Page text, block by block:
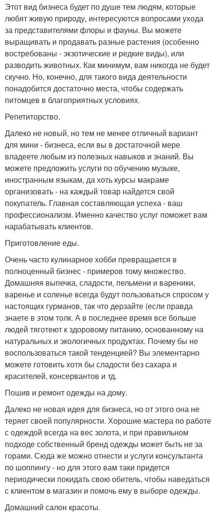
Этот вид бизнеса будет по душе тем людям, которые
любят живую природу, интересуются вопросами ухода
за представителями флоры и фауны. Вы можете
выращивать и продавать разные растения (особенно
востребованы - экзотические и редкие виды), или
разводить животных. Как минимум, вам никогда не будет
скучно. Но, конечно, для такого вида деятельности
понадобится достаточно места, чтобы содержать
питомцев в благоприятных условиях.
Репетиторство.
Далеко не новый, но тем не менее отличный вариант
для мини - бизнеса, если вы в достаточной мере
владеете любым из полезных навыков и знаний. Вы
можете предложить услуги по обучению музыке,
иностранным языкам, да хоть курсы макраме
организовать - на каждый товар найдется свой
покупатель. Главная составляющая успеха - ваш
профессионализм. Именно качество услуг поможет вам
нарабатывать клиентов.
Приготовление еды.
Очень часто кулинарное хобби превращается в
полноценный бизнес - примеров тому множество.
Домашняя выпечка, сладости, пельмени и вареники,
варенье и соленье всегда будут пользоваться спросом у
настоящих гурманов, так что дерзайте (если правда
знаете в этом толк. А в последнее время все больше
людей тяготеют к здоровому питанию, основанному на
натуральных и экологичных продуктах. Почему бы не
воспользоваться такой тенденцией? Вы элементарно
можете готовить хотя бы сладости без сахара и
красителей, консервантов и тд.
Пошив и ремонт одежды на дому.
Далеко не новая идея для бизнеса, но от этого она не
теряет своей популярности. Хорошие мастера по работе
с одеждой всегда на вес золота, и при правильном
подходе собственный бренд одежды может быть не за
горами. Сюда же можно отнести и услуги консультанта
по шоппингу - но для этого вам таки придется
периодически покидать свою обитель, чтобы наведаться
с клиентом в магазин и помочь ему в выборе одежды.
Домашний салон красоты.